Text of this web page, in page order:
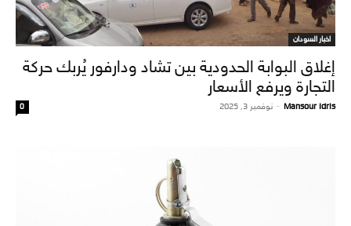
اخبار السودان
إغلاق البوابة الحدودية بين تشاد ودارفور يُربك حركة
التجارة ويرفع الأسعار
Mansour Idris
- نوفمبر 3, 2025 0